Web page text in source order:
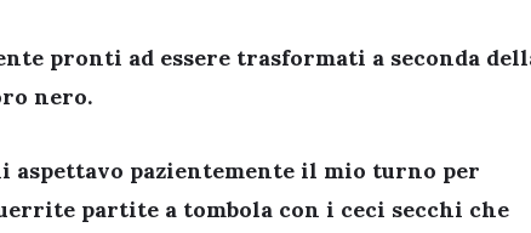
pronti ad essere trasformati a seconda
nero.
pazientemente il mio turno per
partite a tombola con i ceci secchi che